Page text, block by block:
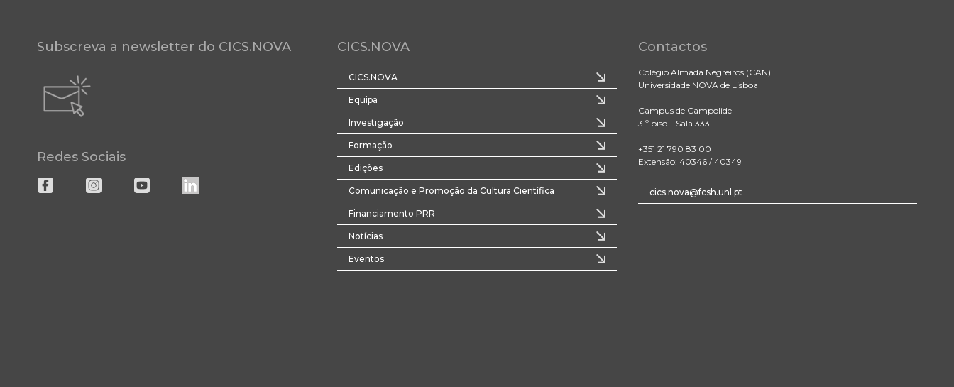
Subscreva a newsletter do CICS.NOVA
Redes Sociais
CICS.NOVA
CICS.NOVA
Equipa
Investigação
Formação
Edições
Comunicação e Promoção da Cultura Científica
Financiamento PRR
Notícias
Eventos
Contactos
Colégio Almada Negreiros (CAN)
Universidade NOVA de Lisboa
Campus de Campolide
3.º piso – Sala 333
+351 21 790 83 00
Extensão: 40346 / 40349
cics.nova@fcsh.unl.pt